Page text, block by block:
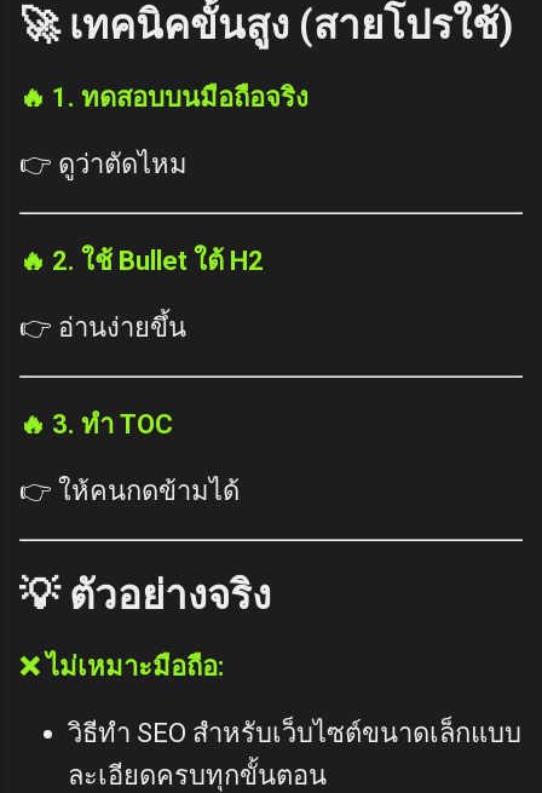
🚀 เทคนิคขั้นสูง (สายโปรใช้)
🔥 1. ทดสอบบนมือถือจริง
👉 ดูว่าตัดไหม
🔥 2. ใช้ Bullet ใต้ H2
👉 อ่านง่ายขึ้น
🔥 3. ทำ TOC
👉 ให้คนกดข้ามได้
💡 ตัวอย่างจริง
❌ ไม่เหมาะมือถือ:
วิธีทำ SEO สำหรับเว็บไซต์ขนาดเล็กแบบ
ละเอียดครบทุกขั้นตอน